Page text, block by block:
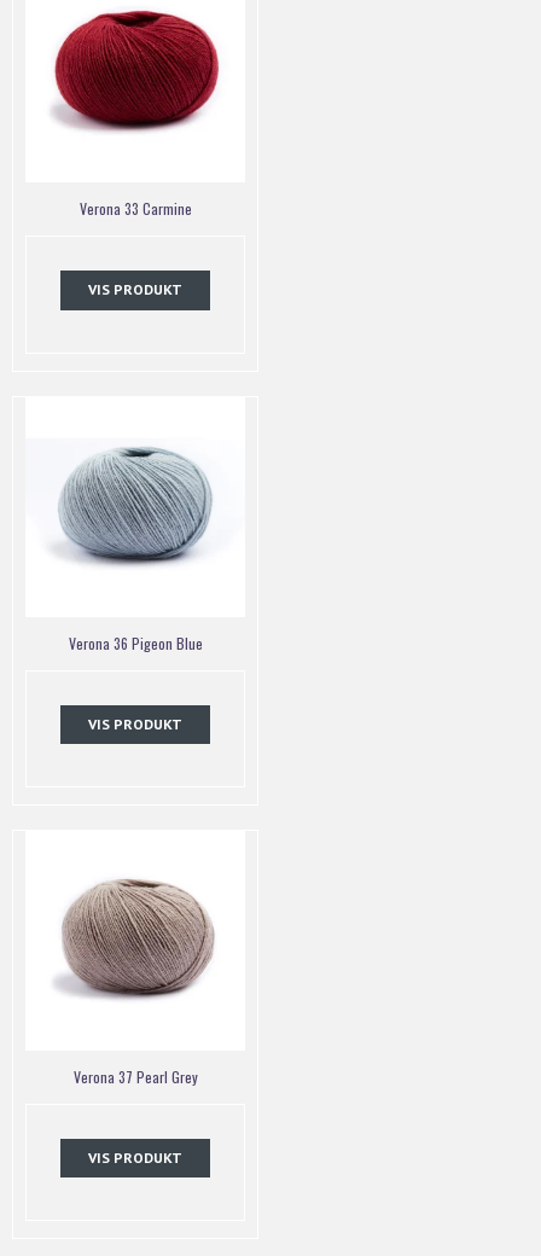
Verona 33 Carmine
VIS PRODUKT
Verona 36 Pigeon Blue
VIS PRODUKT
Verona 37 Pearl Grey
VIS PRODUKT